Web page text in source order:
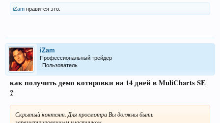
iZam нравится это.
iZam
Профессиональный трейдер
Пользователь
как получить демо котировки на 14 дней в MuliCharts SE
?
Скрытый контент. Для просмотра Вы должны быть